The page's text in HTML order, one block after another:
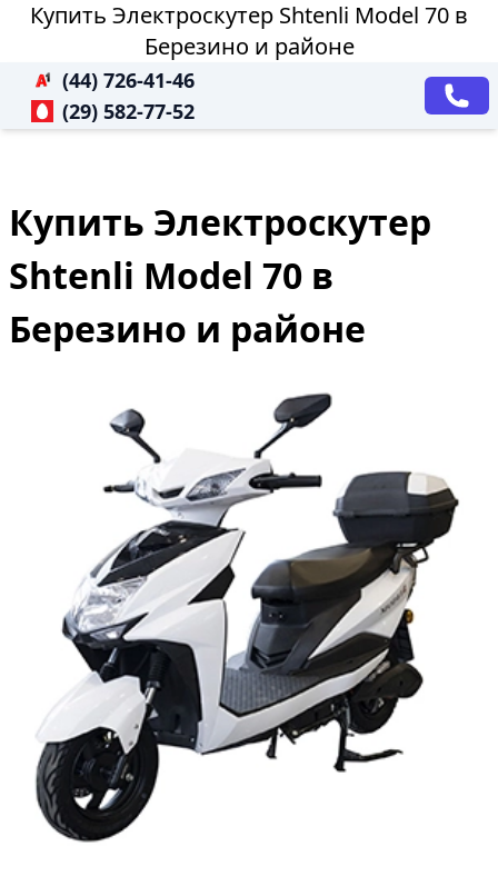
Купить Электроскутер Shtenli Model 70 в
Березино и районе
(44) 726-41-46
(29) 582-77-52
Купить Электроскутер
Shtenli Model 70 в
Березино и районе